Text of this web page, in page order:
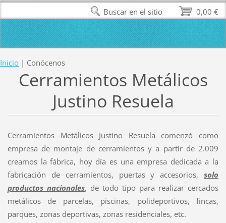
Inicio | Conócenos
Cerramientos Metálicos
Justino Resuela
Cerramientos Metálicos Justino Resuela comenzó como
empresa de montaje de cerramientos y a partir de 2.009
creamos la fábrica, hoy día es una empresa dedicada a la
fabricación de cerramientos, puertas y accesorios,solo
productos nacionales, de todo tipo para realizar cercados
metálicos de parcelas, piscinas, polideportivos, fincas,
parques, zonas deportivas, zonas residenciales, etc.
0,00 €
Buscar en el sitio